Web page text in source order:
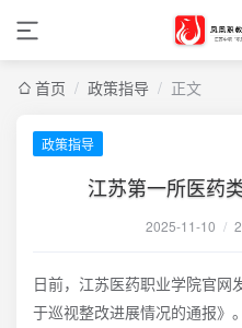
首页 / 政策指导 / 正文
政策指导
江苏第一所医药
2025-11-10 /
日前，江苏医药职业学院官网
于巡视整改进展情况的通报》